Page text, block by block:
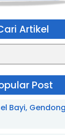
Artikel
Post
Bayi,